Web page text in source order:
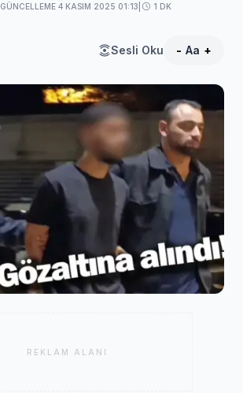
GÜNCELLEME 4 KASIM 2025 01:13 1 DK
Sesli Oku - Aa +
REKLAM ALANI